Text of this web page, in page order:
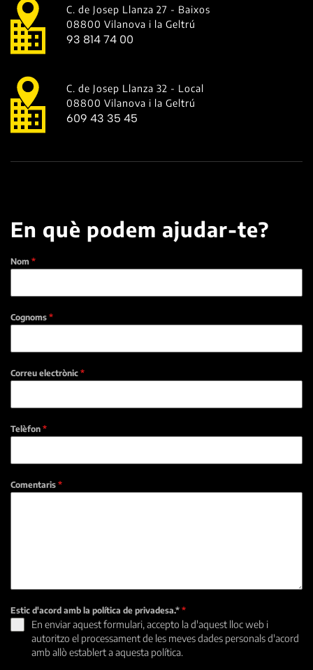
C. de Josep Llanza 27 - Baixos
08800 Vilanova i la Geltrú
93 814 74 00
C. de Josep Llanza 32 - Local
08800 Vilanova i la Geltrú
609 43 35 45
En què podem ajudar-te?
Nom *
Cognoms *
Correu electrònic *
Telèfon *
Comentaris *
Estic d'acord amb la política de privadesa.* *
En enviar aquest formulari, accepto la d'aquest lloc web i
autoritzo el processament de les meves dades personals d'acord
amb allò establert a aquesta política.